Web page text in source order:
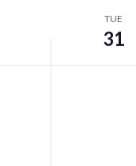
TUE
31